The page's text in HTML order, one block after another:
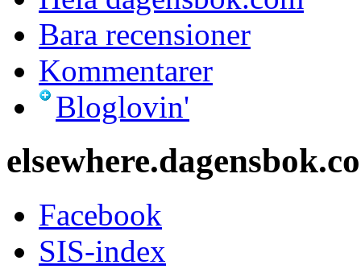
Bara recensioner
Kommentarer
Bloglovin'
Facebook
SIS-index